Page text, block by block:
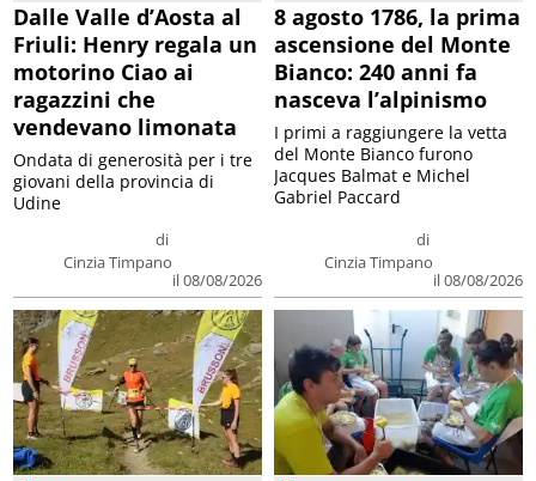
Dalle Valle d’Aosta al
Friuli: Henry regala un
motorino Ciao ai
ragazzini che
vendevano limonata
di
Cinzia Timpano
il 08/08/2026
Ondata di generosità per i tre
giovani della provincia di
Udine
8 agosto 1786, la prima
ascensione del Monte
Bianco: 240 anni fa
nasceva l’alpinismo
di
Cinzia Timpano
il 08/08/2026
I primi a raggiungere la vetta
del Monte Bianco furono
Jacques Balmat e Michel
Gabriel Paccard